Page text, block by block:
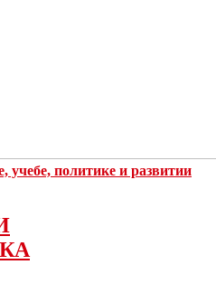
учебе, политике и развитии